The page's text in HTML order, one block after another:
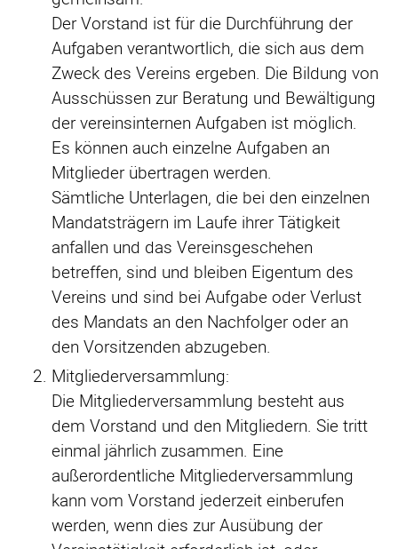
Der Vorstand ist für die Durchführung der
Aufgaben verantwortlich, die sich aus dem
Zweck des Vereins ergeben. Die Bildung von
Ausschüssen zur Beratung und Bewältigung
der vereinsinternen Aufgaben ist möglich.
Es können auch einzelne Aufgaben an
Mitglieder übertragen werden.
Sämtliche Unterlagen, die bei den einzelnen
Mandatsträgern im Laufe ihrer Tätigkeit
anfallen und das Vereinsgeschehen
betreffen, sind und bleiben Eigentum des
Vereins und sind bei Aufgabe oder Verlust
des Mandats an den Nachfolger oder an
den Vorsitzenden abzugeben.
Mitgliederversammlung:
Die Mitgliederversammlung besteht aus
dem Vorstand und den Mitgliedern. Sie tritt
einmal jährlich zusammen. Eine
außerordentliche Mitgliederversammlung
kann vom Vorstand jederzeit einberufen
werden, wenn dies zur Ausübung der